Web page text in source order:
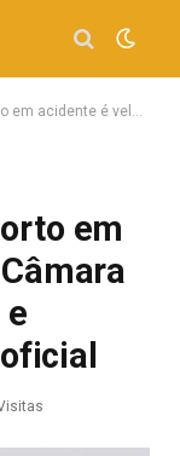
Couto Magalhães, e prefeito decreta luto oficial
em